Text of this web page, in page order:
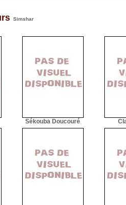
Simshar
Sékouba Doucouré